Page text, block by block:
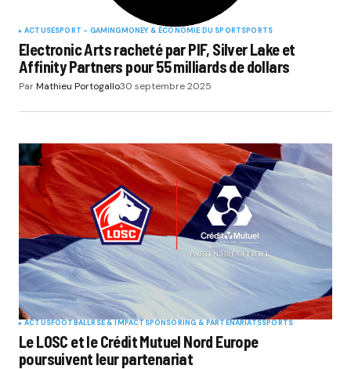
ACTUSESPORT - GAMING MONEY & ÉCONOMIE DU SPORTSPORTS
Electronic Arts racheté par PIF, Silver Lake et
Affinity Partners pour 55 milliards de dollars
ParMathieu Portogallo30 septembre 2025
ACTUSFOOTBALLRSE & IMPACTSPONSORING & PARTENARIATSSPORTS
Le LOSC et le Crédit Mutuel Nord Europe
poursuivent leur partenariat